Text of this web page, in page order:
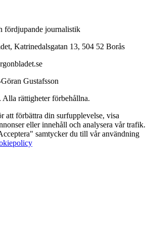
fördjupande journalistik
Katrinedalsgatan 13, 504 52 Borås
Gustafsson
rättigheter förbehållna.
att förbättra din surfupplevelse, visa
eller innehåll och analysera vår trafik.
samtycker du till vår användning